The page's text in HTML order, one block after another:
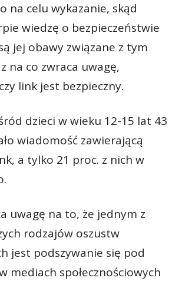
na celu wykazanie, skąd
wiedzę o bezpieczeństwie
jej obawy związane z tym
na co zwraca uwagę,
link jest bezpieczny.
dzieci w wieku 12-15 lat 43
wiadomość zawierającą
a tylko 21 proc. z nich w
uwagę na to, że jednym z
rodzajów oszustw
jest podszywanie się pod
mediach społecznościowych